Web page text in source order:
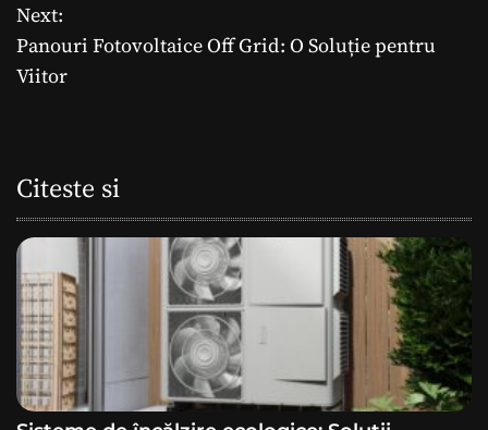
v
i
r
e
î
n
a
Next:
Panouri Fotovoltaice Off Grid: O Soluție pentru
Viitor
Citeste si